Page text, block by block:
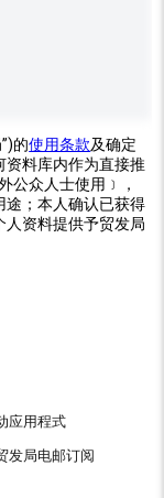
的使用条款及确定
资料库内作为直接推
公众人士使用﹞，
途；本人确认已获得
人资料提供予贸发局
应用程式
发局电邮订阅